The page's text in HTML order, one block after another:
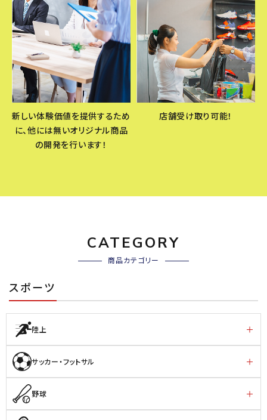
新しい体験価値を提供するため
に、他には無いオリジナル商品
の開発を行います！
店舗受け取り可能！
CATEGORY
商品カテゴリー
スポーツ
陸上
サッカー・フットサル
野球